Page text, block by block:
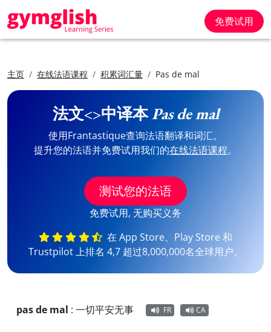
免费试用
主页 在线法语课程 积累词汇量 Pas de mal
法文<>中译本Pas de mal
使用Frantastique查询法语翻译和词汇。
提升您的法语并免费试用我们的在线法语课程。
测试您的法语
免费试用, 无购买义务
在 App Store、Play Store 和
Trustpilot 上排名 4,7 超过8,000,000名全球用户。
pas de mal : 一切平安无事 FR CA